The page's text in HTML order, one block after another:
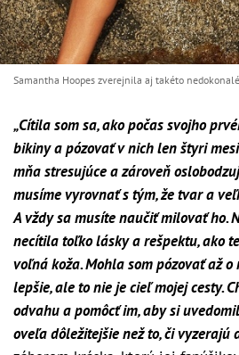
Samantha Hoopes zverejnila aj takéto
„Cítila som sa, ako počas svojho
bikiny a pózovať v nich len štyri
mňa stresujúce a zároveň
musíme vyrovnať s tým, že tvar a
A vždy sa musíte naučiť milovať ho.
necítila toľko lásky a rešpektu, ako
voľná koža. Mohla som pózovať až
lepšie, ale to nie je cieľ mojej cesty.
odvahu a pomôcť im, aby si
oveľa dôležitejšie než to, či vyzerajú